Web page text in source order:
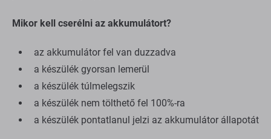
Mikor kell cserélni az akkumulátort?
az akkumulátor fel van duzzadva
a készülék gyorsan lemerül
a készülék túlmelegszik
a készülék nem tölthető fel 100%-ra
a készülék pontatlanul jelzi az akkumulátor állapotát